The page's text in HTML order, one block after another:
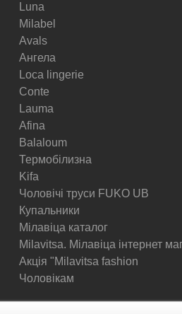
Luna
Milabel
Avals
Ангела
Loca lingerie
Conte
Lauma
Afina
Balaloum
Термобілизна
Kifa
Чоловічі труси FUKO UB
Купальники
Мілавіца каталог
Milavitsa. Мілавіца інтернет
Акція "Milavitsa fashion
Чоловікам